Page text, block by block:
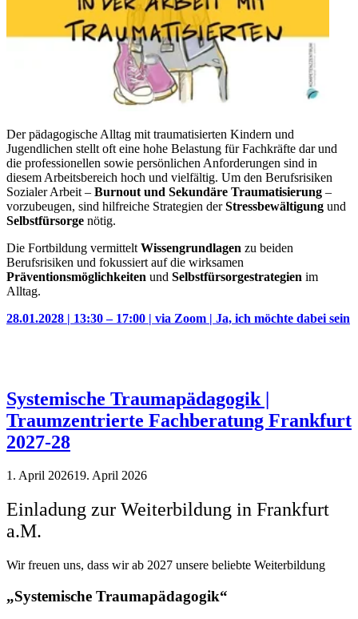
Der pädagogische Alltag mit traumatisierten Kindern und
Jugendlichen stellt oft eine hohe Belastung für Fachkräfte dar und
die professionellen sowie persönlichen Anforderungen sind in
diesem Arbeitsbereich hoch und vielfältig. Um den Berufsrisiken
Sozialer Arbeit – Burnout und Sekundäre Traumatisierung –
vorzubeugen, sind hilfreiche Strategien derStressbewältigung und
Selbstfürsorge nötig.
Die Fortbildung vermittelt Wissengrundlagen zu beiden
Berufsrisiken und fokussiert auf die wirksamen
Präventionsmöglichkeiten und Selbstfürsorgestrategien im
Alltag.
28.01.2028 | 13:30 – 17:00 | via Zoom | Ja, ich möchte dabei sein
Systemische Traumapädagogik |
Traumzentrierte Fachberatung Frankfurt
2027-28
1. April 202619. April 2026
Einladung zur Weiterbildung in Frankfurt
a.M.
Wir freuen uns, dass wir ab 2027 unsere beliebte Weiterbildung
„Systemische Traumapädagogik“